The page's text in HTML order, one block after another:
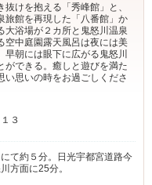
けを抱える「秀峰館」と、
旅館を再現した「八番館」か
大浴場が２カ所と鬼怒川温泉
空中庭園露天風呂は夜には美
早朝には眼下に広がる鬼怒川
ができる。癒しと遊びを満た
い思いの時をお過ごしくださ
３
て約５分。日光宇都宮道路今
方面に25分。